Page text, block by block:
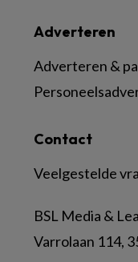
Contact
Veelgestelde
BSL Media &
Varrolaan 114,
Adverteren
Adverteren &